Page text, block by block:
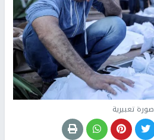
صورة تعبيرية